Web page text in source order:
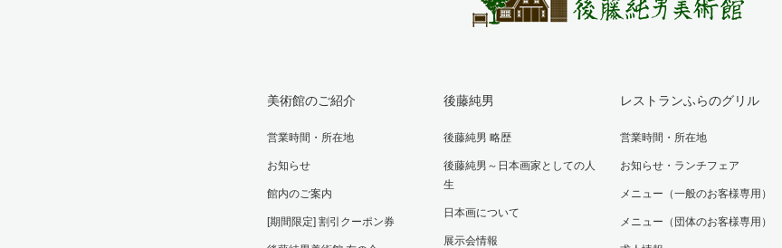
美術館のご紹介
営業時間・所在地
お知らせ
館内のご案内
[期間限定] 割引クーポン券
後藤純男
後藤純男 略歴
後藤純男～日本画家としての人
生
日本画について
展示会情報
レストランふらのグリル
営業時間・所在地
お知らせ・ランチフェア
メニュー（一般のお客様専用）
メニュー（団体のお客様専用）